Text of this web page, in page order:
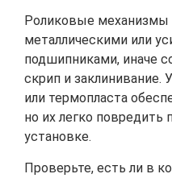
Роликовые
металлическими или
подшипниками, иначе
скрип и заклинивание.
или термопласта
но их легко повредить
установке.
Проверьте, есть ли в